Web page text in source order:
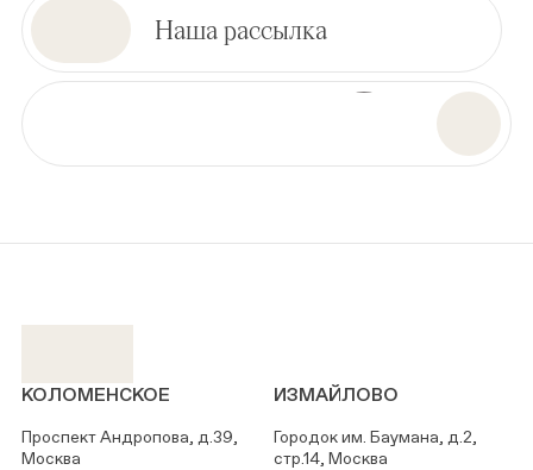
Наша рассылка
КОЛОМЕНСКОЕ
Проспект Андропова, д.39,
Москва
ИЗМАЙЛОВО
Городок им. Баумана, д.2,
стр.14, Москва